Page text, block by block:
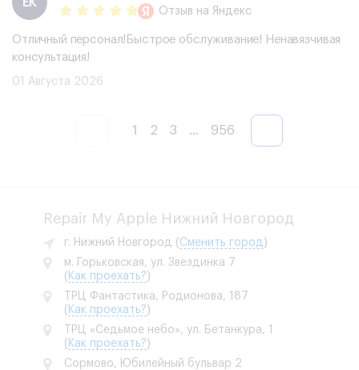
Отзыв на Яндекс
Отличный персонал!Быстрое обслуживание! Ненавязчивая
консультация!
01 Августа 2026
1 2 3 ... 956
Repair My Apple Нижний Новгород
г. Нижний Новгород ( Сменить город )
м. Горьковская, ул. Звездинка 7
( Как проехать? )
ТРЦ Фантастика, Родионова, 187
( Как проехать? )
ТРЦ «Седьмое небо», ул. Бетанкура, 1
( Как проехать? )
Сормово, Юбилейный бульвар 2